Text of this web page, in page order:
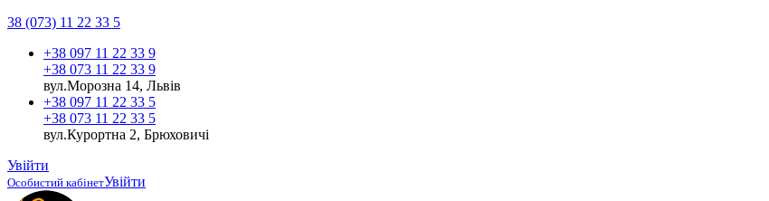
38 (073) 11 22 33 5
+38 097 11 22 33 9
+38 073 11 22 33 9
вул.Морозна 14, Львів
+38 097 11 22 33 5
+38 073 11 22 33 5
вул.Курортна 2, Брюховичі
Увійти
Особистий кабінетУвійти